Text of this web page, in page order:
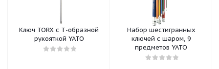
Ключ TORX с Т-образной
рукояткой YATO
Набор шестигранных
ключей с шаром, 9
предметов YATO